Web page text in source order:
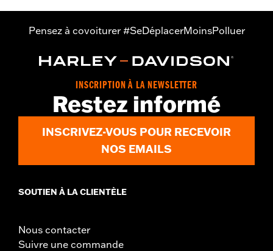
Origine:Imported
Pensez à covoiturer #SeDéplacerMoinsPolluer
INSCRIPTION À LA NEWSLETTER
Restez informé
INSCRIVEZ-VOUS POUR RECEVOIR
NOS EMAILS
SOUTIEN À LA CLIENTÈLE
Nous contacter
Suivre une commande